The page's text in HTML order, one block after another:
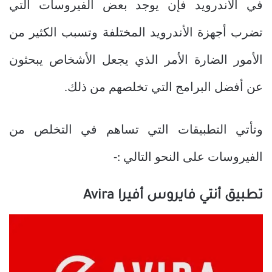
في الاندرويد فإن يوجد بعض الفيروسات التي
تضرب أجهزة الأندرويد المختلفة وتسبب الكثير من
الأمور الضارة الأمر الذي يجعل الأشخاص يبحثون
عن أفضل البرامج التي تخلصهم من ذلك.
وتأتي التطبيقات التي تساهم في التخلص من
الفيروسات على النحو التالي :-
تطبيق أنتي فايروس أفيرا Avira